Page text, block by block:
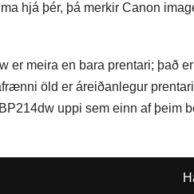
hjá þér, þá merkir Canon
er meira en bara prentari; það
öld er áreiðanlegur
uppi sem einn af þeim